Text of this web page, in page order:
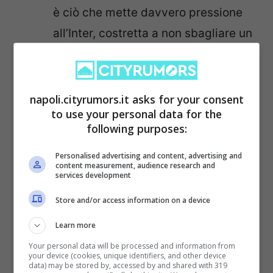
è ciò che mette davvero pressione
all’Inter, costretta a non sbagliare un
classifica.
Guida all’analisi: come
Napoli contro l’Inter
Se volete capire se questo Napoli può
davvero arrivare in fondo, vi consiglio di
monitorare tre indicatori specifici che
utilizzo spesso nelle mie analisi:
napoli.cityrumors.it asks for your consent
to use your personal data for the
following purposes:
Personalised advertising and content, advertising and
content measurement, audience research and
services development
Store and/or access information on a device
Learn more
Your personal data will be processed and information from
your device (cookies, unique identifiers, and other device
data) may be stored by, accessed by and shared with 319